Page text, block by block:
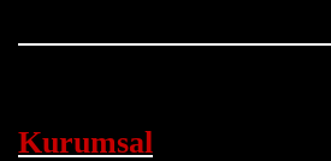
Kurumsal